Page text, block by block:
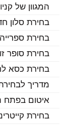
המגוון של
בחירת סלון
בחירת
בחירת סופר
בחירת כסא
מדריך
איטום בפתח
בחירת